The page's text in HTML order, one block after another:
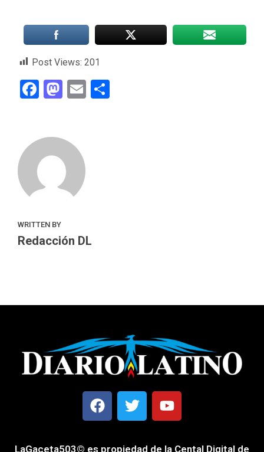
Post Views: 201
Facebook
Mastodon
Email
WRITTEN BY
Redacción DL
LaGaceta503© es propiedad de la Cental Digital de